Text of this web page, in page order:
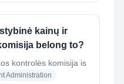
kainų ir
belong to?
kontrolės komisija is
Administration